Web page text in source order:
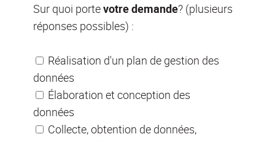
Sur quoi portevotre demande? (plusieurs
réponses possibles) :
Réalisation d'un plan de gestion des
données
Élaboration et conception des
données
Collecte, obtention de données,